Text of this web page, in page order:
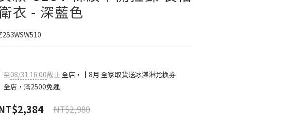
衣 - 深藍色
至08/31 16:00截止全店，┃8月 全家取貨送冰淇淋兌換券
全店，滿2500免運
NT$2,980